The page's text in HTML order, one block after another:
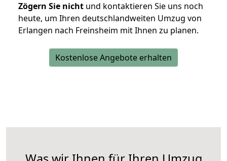
Zögern Sie nicht und kontaktieren Sie uns noch
heute, um Ihren deutschlandweiten Umzug von
Erlangen nach Freinsheim mit Ihnen zu planen.
Kostenlose Angebote erhalten